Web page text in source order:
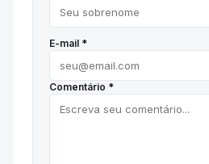
E-mail *
Comentário *